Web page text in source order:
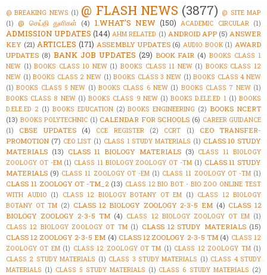
@ BREAKING NEWS (1) @ FLASH NEWS (3877) @ SITE MAP
(1) @ செய்தி துளிகள் (4) 1.WHAT'S NEW (150) ACADEMIC CIRCULAR (1)
ADMISSION UPDATES (144) AHM RELATED (1) ANDROID APP (5) ANSWER
KEY (21) ARTICLES (171) ASSEMBLY UPDATES (6) AUDIO BOOK (1) AWARD
UPDATES (8) BANK JOB UPDATES (29) BOOK FAIR (4) BOOKS CLASS 1
NEW (1) BOOKS CLASS 10 NEW (1) BOOKS CLASS 11 NEW (1) BOOKS CLASS 12
NEW (1) BOOKS CLASS 2 NEW (1) BOOKS CLASS 3 NEW (1) BOOKS CLASS 4 NEW
(1) BOOKS CLASS 5 NEW (1) BOOKS CLASS 6 NEW (1) BOOKS CLASS 7 NEW (1)
BOOKS CLASS 8 NEW (1) BOOKS CLASS 9 NEW (1) BOOKS D.ELE.ED 1 (1) BOOKS
D.ELE.ED 2 (1) BOOKS EDUCATION (2) BOOKS ENGINEERING (2) BOOKS NCERT
(13) BOOKS POLYTECHNIC (1) CALENDAR FOR SCHOOLS (6) CAREER GUIDANCE
(1)
CBSE UPDATES (4) CCE REGISTER (2) CCRT (1)
CEO TRANSFER-
PROMOTION (7) CEO LIST (1) CLASS 1 STUDY MATERIALS (1) CLASS 10 STUDY
MATERIALS (13) CLASS 11 BIOLOGY MATERIALS (3) CLASS 11 BIOLOGY
ZOOLOGY OT -EM (1) CLASS 11 BIOLOGY ZOOLOGY OT -TM (1) CLASS 11 STUDY
MATERIALS (9) CLASS 11 ZOOLOGY OT -EM (1) CLASS 11 ZOOLOGY OT -TM (1)
CLASS 11 ZOOLOGY OT -TM_2 (13) CLASS 12 BIO BOT - BIO ZOO ONLINE TEST
WITH AUDIO (1) CLASS 12 BIOLOGY BOTANY OT EM (1) CLASS 12 BIOLOGY
BOTANY OT TM (2) CLASS 12 BIOLOGY ZOOLOGY 2-3-5 EM (4) CLASS 12
BIOLOGY ZOOLOGY 2-3-5 TM (4) CLASS 12 BIOLOGY ZOOLOGY OT EM (1)
CLASS 12 BIOLOGY ZOOLOGY OT TM (1) CLASS 12 STUDY MATERIALS (15)
CLASS 12 ZOOLOGY 2-3-5 EM (4) CLASS 12 ZOOLOGY 2-3-5 TM (4) CLASS 12
ZOOLOGY OT EM (1) CLASS 12 ZOOLOGY OT TM (1) CLASS 12 ZOOLOGY TM (1)
CLASS 2 STUDY MATERIALS (1) CLASS 3 STUDY MATERIALS (1) CLASS 4 STUDY
MATERIALS (1) CLASS 5 STUDY MATERIALS (1) CLASS 6 STUDY MATERIALS (2)